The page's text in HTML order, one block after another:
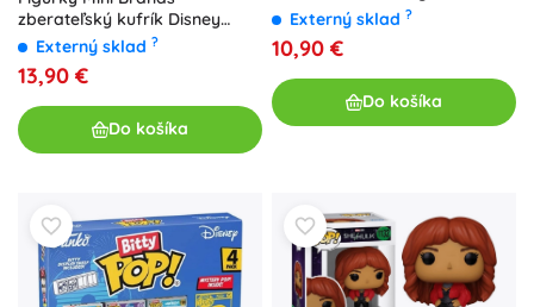
zberateľský kufrík Disney
StoreExterný sklad ?
13,90 €
Do košíka
Externý sklad ?
10,90 €
Do košíka